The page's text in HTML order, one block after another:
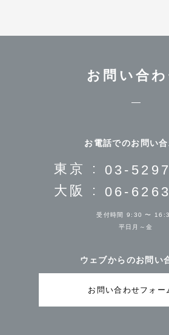
お問い合わ
お電話でのお問い
東京 : 03-
大阪 : 06-
受付時間 9:30 〜
平日月～金
ウェブからのお問い
お問い合わせフォー